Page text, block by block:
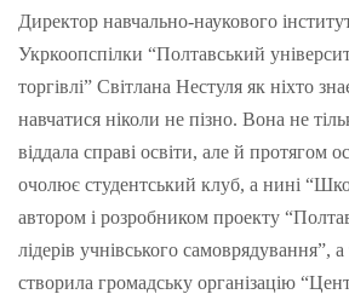
Директор навчально-наукового
Укркоопспілки “Полтавський
торгівлі” Світлана Нестуля як ніхто
навчатися ніколи не пізно. Вона не
віддала справі освіти, але й протягом
очолює студентський клуб, а нині
автором і розробником проекту
лідерів учнівського самоврядування”,
створила громадську організацію